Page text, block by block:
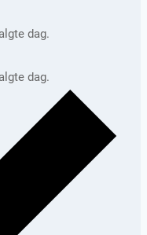
dag.
dag.